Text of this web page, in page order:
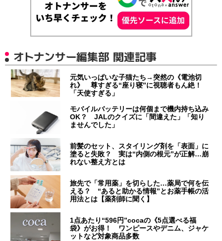
オトナンサー編集部 関連記事
元気いっぱいな子猫たち→突然の《電池切
れ》 尊すぎる“座り寝”に視聴者もん絶！
「天使すぎる」
モバイルバッテリーは何個まで機内持ち込み
OK？ JALのクイズに「間違えた」「知り
ませんでした」
前髪のセット、スタイリング剤を「表面」に
塗ると失敗？ 実は“内側の根元”が正解…崩
れない整え方とは
旅先で「常用薬」を切らした…薬局で何を伝
える？ “あると助かる情報”とお薬手帳の活
用法とは【薬剤師に聞く】
1点あたり“596円”cocaの《5点選べる福
袋》がお得！ ワンピースやデニム、ジャケ
ットなど対象商品多数